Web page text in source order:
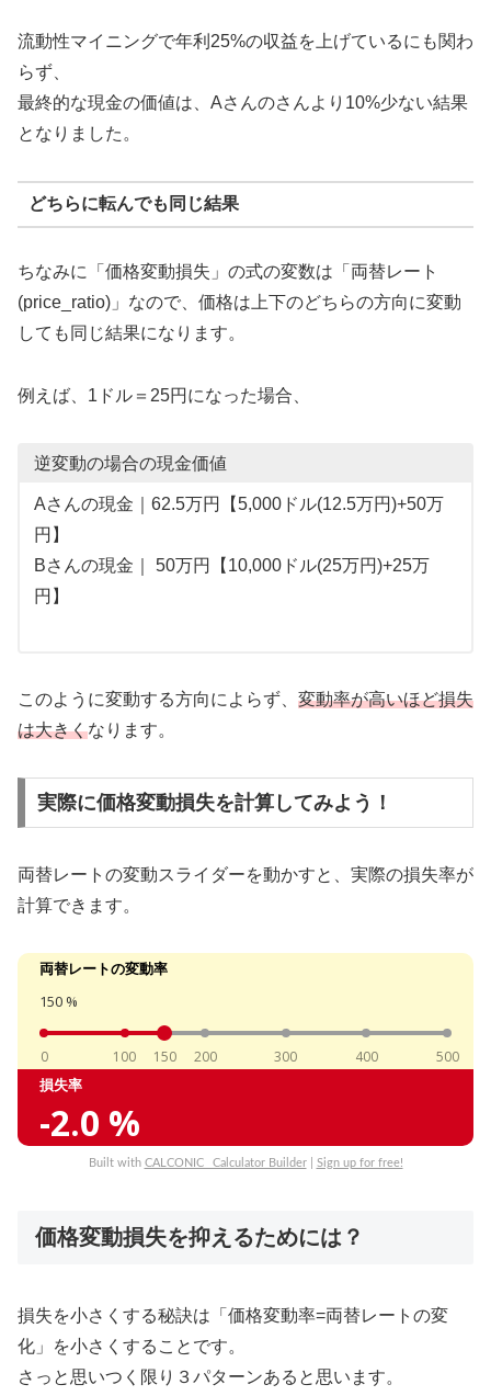
流動性マイニングで年利25%の収益を上げているにも関わ
らず、
最終的な現金の価値は、Aさんのさんより10%少ない結果
となりました。
どちらに転んでも同じ結果
ちなみに「価格変動損失」の式の変数は「両替レート
(price_ratio)」なので、価格は上下のどちらの方向に変動
しても同じ結果になります。
例えば、1ドル＝25円になった場合、
逆変動の場合の現金価値
Aさんの現金｜62.5万円【5,000ドル(12.5万円)+50万
円】
Bさんの現金｜ 50万円【10,000ドル(25万円)+25万
円】
このように変動する方向によらず、 変動率が高いほど損失
は大きくなります。
実際に価格変動損失を計算してみよう！
両替レートの変動スライダーを動かすと、実際の損失率が
計算できます。
両替レートの変動率
150 %
0 100 150 200 300 400 500
損失率
-2.0 %
Built with CALCONIC_ Calculator Builder| Sign up for free!
価格変動損失を抑えるためには？
損失を小さくする秘訣は「価格変動率=両替レートの変
化」を小さくすることです。
さっと思いつく限り３パターンあると思います。